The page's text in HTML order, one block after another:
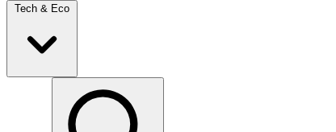
Tech & Eco